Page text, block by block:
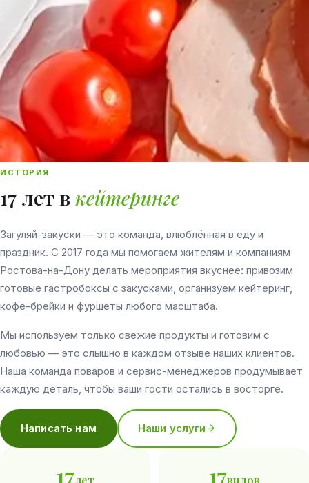
ИСТОРИЯ
17 лет в кейтеринге
Загуляй-закуски — это команда, влюблённая в еду и
праздник. С 2017 года мы помогаем жителям и компаниям
Ростова-на-Дону делать мероприятия вкуснее: привозим
готовые гастробоксы с закусками, организуем кейтеринг,
кофе-брейки и фуршеты любого масштаба.
Мы используем только свежие продукты и готовим с
любовью — это слышно в каждом отзыве наших клиентов.
Наша команда поваров и сервис-менеджеров продумывает
каждую деталь, чтобы ваши гости остались в восторге.
Написать нам Наши услуги
17лет 17видов